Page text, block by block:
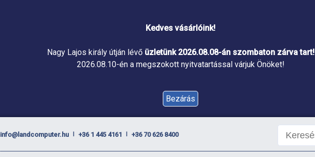
Kedves vásárlóink!
Nagy Lajos király útján lévő üzletünk 2026.08.08-án szombaton zárva tart!
2026.08.10-én a megszokott nyitvatartással várjuk Önöket!
Bezárás
info@landcomputer.hu +36 1 445 4161 +36 70 626 8400